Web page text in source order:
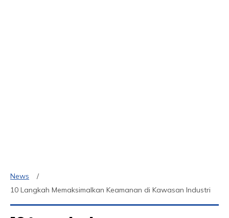
News
10 Langkah Memaksimalkan Keamanan di Kawasan Industri